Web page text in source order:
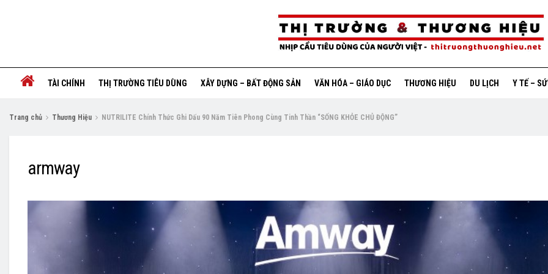
TÀI CHÍNH THỊ TRƯỜNG TIÊU DÙNG XÂY DỰNG – BẤT ĐỘNG SẢN VĂN HÓA – GIÁO DỤC THƯƠNG HIỆU DU LỊCH Y TẾ –
Trang chủ Thương Hiệu NUTRILITE Chính Thức Ghi Dấu 90 Năm Tiên Phong Cùng Tinh Thần “SỐNG KHỎE CHỦ ĐỘNG”
armway